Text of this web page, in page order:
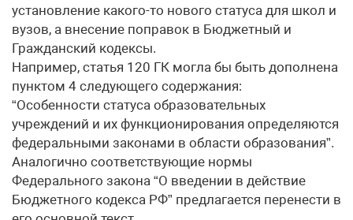
установление какого-то нового статуса для школ и
вузов, а внесение поправок в Бюджетный и
Гражданский кодексы.
Например, статья 120 ГК могла бы быть дополнена
пунктом 4 следующего содержания:
“Особенности статуса образовательных
учреждений и их функционирования определяются
федеральными законами в области образования”.
Аналогично соответствующие нормы
Федерального закона “О введении в действие
Бюджетного кодекса РФ” предлагается перенести в